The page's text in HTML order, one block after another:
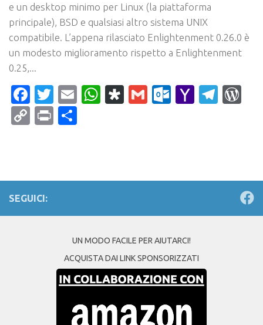
e un desktop minimo per Linux (la piattaforma
principale), BSD e qualsiasi altro sistema UNIX
compatibile. L’appena rilasciato Enlightenment 0.26.0 è
un modesto miglioramento rispetto a Enlightenment
0.25,...
Facebook
Twitter
EmailWhatsApp
Diaspora
Gmail Yahoo
CopyPrint
SEGUICI:
UN MODO FACILE PER AIUTARCI!
ACQUISTA DAI LINK SPONSORIZZATI